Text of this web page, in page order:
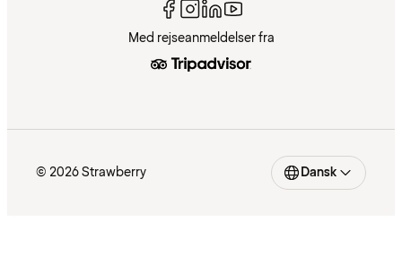
Med rejseanmeldelser fra
© 2026 Strawberry Dansk